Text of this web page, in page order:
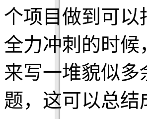
个项目做到可
全力冲刺的时候
来写一堆貌似
题，这可以总结